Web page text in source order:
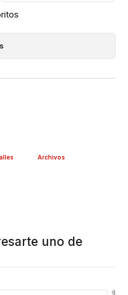
Archivos
uno de